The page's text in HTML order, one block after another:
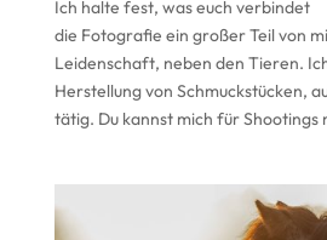
Ich halte fest, was euch verbindet
die Fotografie ein großer Teil von
Leidenschaft, neben den Tieren.
Herstellung von Schmuckstücken,
tätig. Du kannst mich für Shootings